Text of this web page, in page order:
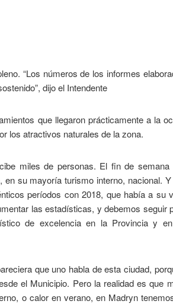
“Los números de los informes
dijo el Intendente
que llegaron prácticamente a la
los atractivos naturales de la zona.
miles de personas. El fin de
su mayoría turismo interno, nacional.
períodos con 2018, que había a su
las estadísticas, y debemos seguir
de excelencia en la Provincia y
que uno habla de esta ciudad,
el Municipio. Pero la realidad es que
o calor en verano, en Madryn